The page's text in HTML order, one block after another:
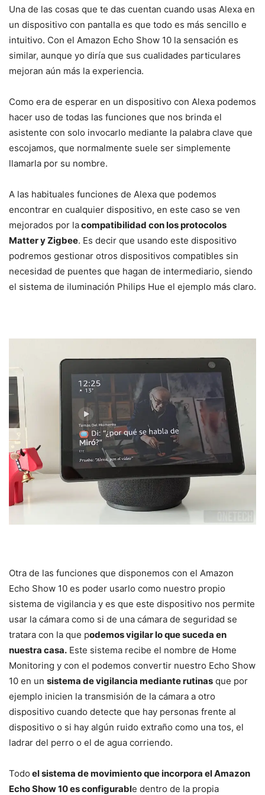
Una de las cosas que te das cuentan cuando usas Alexa en
un dispositivo con pantalla es que todo es más sencillo e
intuitivo. Con el Amazon Echo Show 10 la sensación es
similar, aunque yo diría que sus cualidades particulares
mejoran aún más la experiencia.
Como era de esperar en un dispositivo con Alexa podemos
hacer uso de todas las funciones que nos brinda el
asistente con solo invocarlo mediante la palabra clave que
escojamos, que normalmente suele ser simplemente
llamarla por su nombre.
A las habituales funciones de Alexa que podemos
encontrar en cualquier dispositivo, en este caso se ven
mejorados por lacompatibilidad con los protocolos
Matter y Zigbee. Es decir que usando este dispositivo
podremos gestionar otros dispositivos compatibles sin
necesidad de puentes que hagan de intermediario, siendo
el sistema de iluminación Philips Hue el ejemplo más claro.
Otra de las funciones que disponemos con el Amazon
Echo Show 10 es poder usarlo como nuestro propio
sistema de vigilancia y es que este dispositivo nos permite
usar la cámara como si de una cámara de seguridad se
tratara con la que podemos vigilar lo que suceda en
nuestra casa. Este sistema recibe el nombre de Home
Monitoring y con el podemos convertir nuestro Echo Show
10 en un sistema de vigilancia mediante rutinas que por
ejemplo inicien la transmisión de la cámara a otro
dispositivo cuando detecte que hay personas frente al
dispositivo o si hay algún ruido extraño como una tos, el
ladrar del perro o el de agua corriendo.
Todo el sistema de movimiento que incorpora el Amazon
Echo Show 10 es configurable dentro de la propia